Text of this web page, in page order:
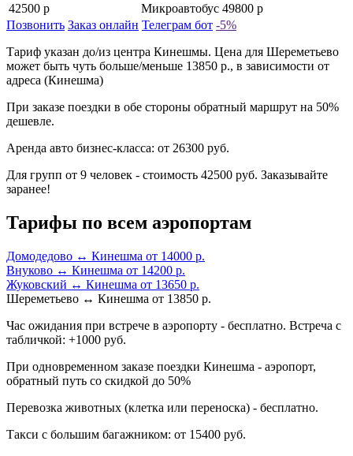
42500 р
Микроавтобус 49800 р
Позвонить Заказ онлайн Телеграм бот -5%
Тариф указан до/из центра Кинешмы. Цена для Шереметьево
может быть чуть больше/меньше 13850 р., в зависимости от
адреса (Кинешма)
При заказе поездки в обе стороны обратный маршрут на 50%
дешевле.
Аренда авто бизнес-класса: от 26300 руб.
Для групп от 9 человек - стоимость 42500 руб. Заказывайте
заранее!
Тарифы по всем аэропортам
Домодедово ↔ Кинешма от 14000 р.
Внуково ↔ Кинешма от 14200 р.
Жуковский ↔ Кинешма от 13650 р.
Шереметьево ↔ Кинешма от 13850 р.
Час ожидания при встрече в аэропорту - бесплатно. Встреча с
табличкой: +1000 руб.
При одновременном заказе поездки Кинешма - аэропорт,
обратный путь со скидкой до 50%
Перевозка животных (клетка или переноска) - бесплатно.
Такси с большим багажником: от 15400 руб.